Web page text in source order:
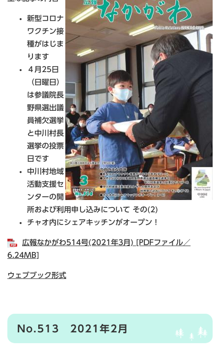
新型コロナ
ワクチン接
種がはじま
ります
４月25日
（日曜日）
は参議院長
野県選出議
員補欠選挙
と中川村長
選挙の投票
日です
中川村地域
活動支援セ
ンターの開
所および利用申し込みについて その(2)
チャオ内にシェアキッチンがオープン！
広報なかがわ514号(2021年3月) [PDFファイル／
6.24MB]
ウェブブック形式
No.513 2021年2月